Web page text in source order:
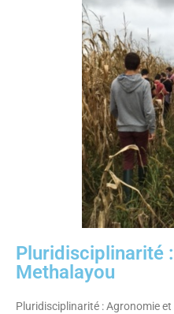
Pluridisciplinarité
Methalayou
Pluridisciplinarité : Agronomie